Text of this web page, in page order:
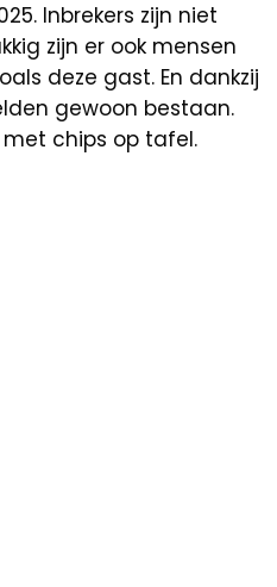
Inbrekers zijn niet
zijn er ook mensen
deze gast. En dankzij
gewoon bestaan.
chips op tafel.